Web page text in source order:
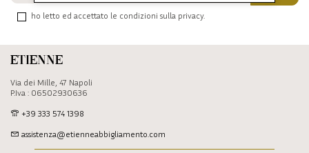
Etienne
Via dei Mille, 47 Napoli
P.Iva : 06502930636
+39 333 574 1398
assistenza@etienneabbigliamento.com
ho letto ed accettato le condizioni sulla privacy.